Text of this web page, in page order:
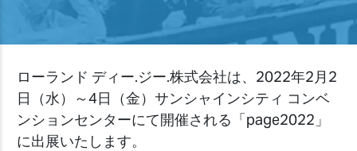
ローランド ディー.ジー.株式会社は、2022年2月2
日（水）～4日（金）サンシャインシティ コンベ
ンションセンターにて開催される「page2022」
に出展いたします。